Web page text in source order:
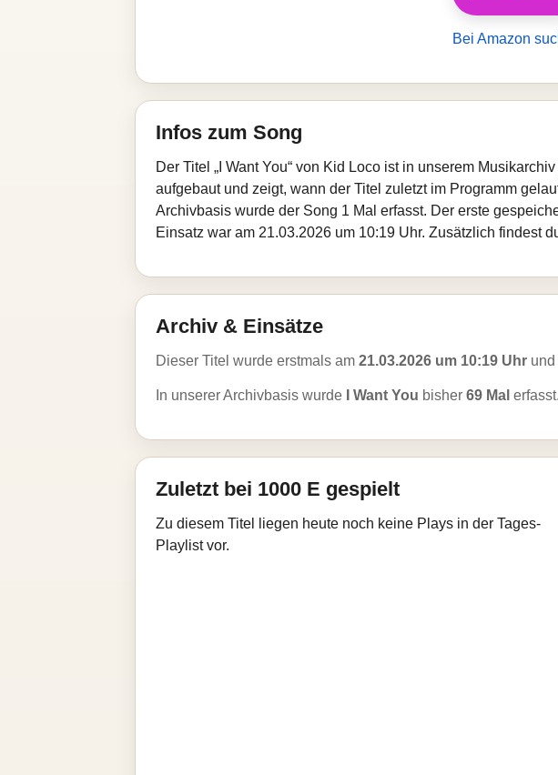
Bei Amazon
Infos zum Song
Der Titel „I Want You“ von Kid Loco ist in unserem
aufgebaut und zeigt, wann der Titel zuletzt im Programm
Archivbasis wurde der Song 1 Mal erfasst. Der erste
Einsatz war am 21.03.2026 um 10:19 Uhr. Zusätzlich findest
Archiv & Einsätze
Dieser Titel wurde erstmals am 21.03.2026 um 10:19 Uhr
In unserer Archivbasis wurde I Want You bisher 69 Mal erfasst.
Zuletzt bei 1000 E gespielt
Zu diesem Titel liegen heute noch keine Plays in der Tages-
Playlist vor.